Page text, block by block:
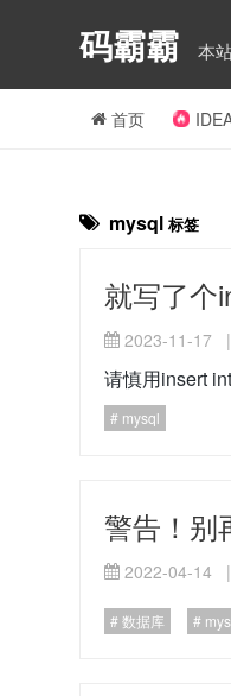
码霸霸 本
首页
mysql标签
就写了个
2023-11-17
请慎用insert
mysql
警告！别
2022-04-14
数据库